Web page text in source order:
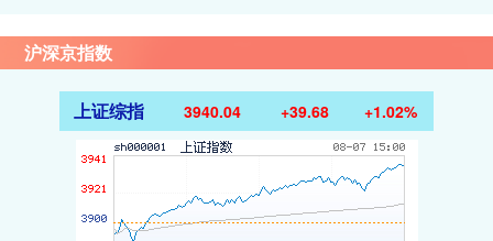
沪深京指数
上证综指 3940.04 +39.68 +1.02%